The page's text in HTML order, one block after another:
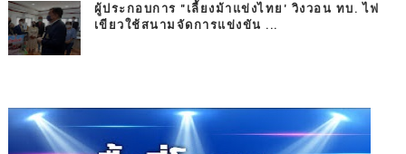
ผู้ประกอบการ "เลี้ยงม้าแข่งไทย' วิงวอน ทบ. ไฟ
เขียวใช้สนามจัดการแข่งขัน ...